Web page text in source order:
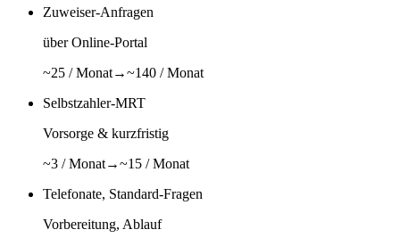
Zuweiser-Anfragen
über Online-Portal
~25 / Monat→~140 / Monat
Selbstzahler-MRT
Vorsorge & kurzfristig
~3 / Monat→~15 / Monat
Telefonate, Standard-Fragen
Vorbereitung, Ablauf